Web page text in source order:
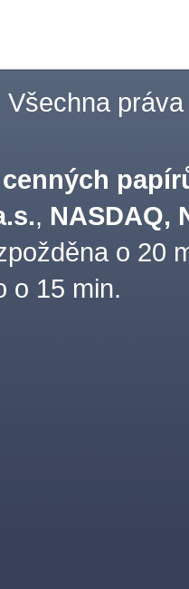
práva
, NASDAQ,
o 20
o 15 min.